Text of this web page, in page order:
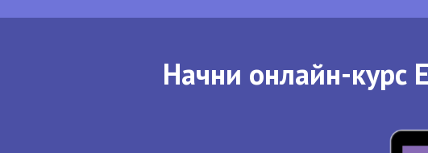
Начни онлайн-курс